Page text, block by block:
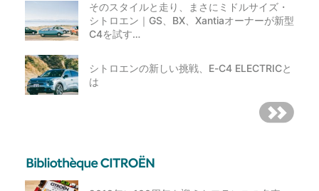
そのスタイルと走り、まさにミドルサイズ・
シトロエン｜GS、BX、Xantiaオーナーが新型
C4を試す…
シトロエンの新しい挑戦、E-C4 ELECTRICと
は